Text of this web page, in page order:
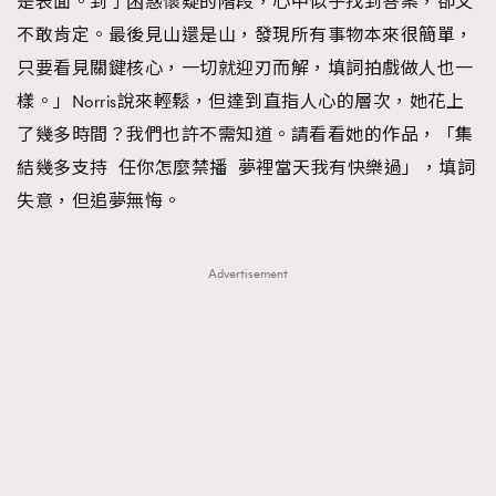
不敢肯定。最後見山還是山，發現所有事物本來很簡單，
只要看見關鍵核心，一切就迎刃而解，填詞拍戲做人也一
樣。」Norris說來輕鬆，但達到直指人心的層次，她花上
了幾多時間？我們也許不需知道。請看看她的作品，「集
結幾多支持 任你怎麼禁播 夢裡當天我有快樂過」，填詞
失意，但追夢無悔。
Advertisement